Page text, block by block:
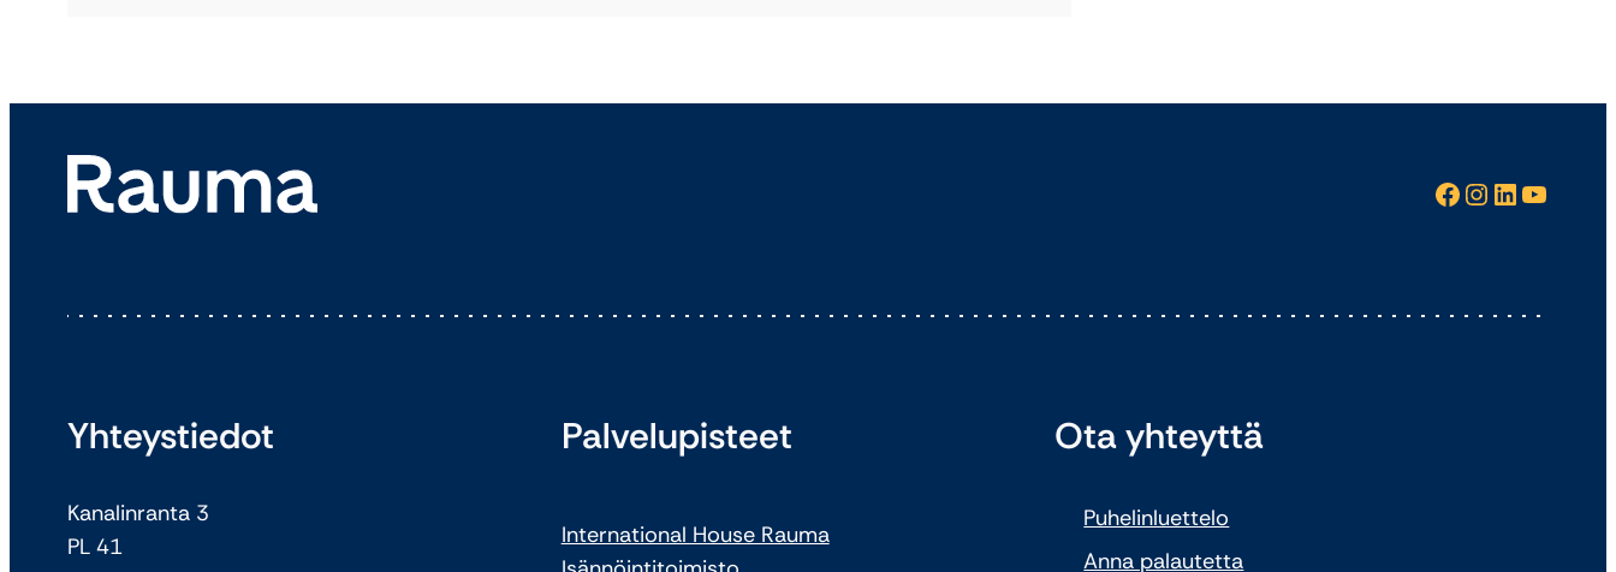
Facebook InstagramLinkedIn YouTube
Yhteystiedot
Kanalinranta 3
PL 41
Palvelupisteet
International House Rauma
Ota yhteyttä
Puhelinluettelo
Anna palautetta